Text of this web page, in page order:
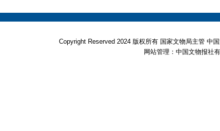
Copyright Reserved 2024 版权所有 国家文物局主管
网站管理：中国文物报社